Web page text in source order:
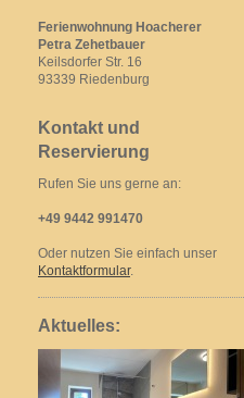
Ferienwohnung Hoacherer
Petra Zehetbauer
Keilsdorfer Str. 16
93339 Riedenburg
Kontakt und
Reservierung
Rufen Sie uns gerne an:
+49 9442 991470
Oder nutzen Sie einfach unser
Kontaktformular.
Aktuelles: